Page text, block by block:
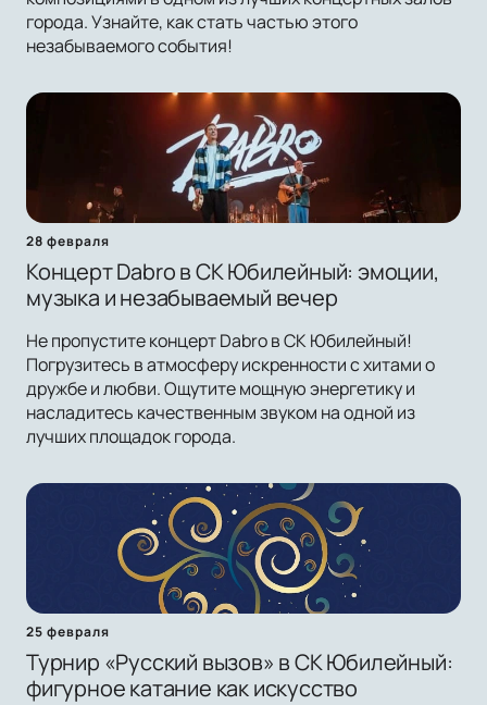
города. Узнайте, как стать частью этого
незабываемого события!
28 февраля
Концерт Dabro в СК Юбилейный: эмоции,
музыка и незабываемый вечер
Не пропустите концерт Dabro в СК Юбилейный!
Погрузитесь в атмосферу искренности с хитами о
дружбе и любви. Ощутите мощную энергетику и
насладитесь качественным звуком на одной из
лучших площадок города.
25 февраля
Турнир «Русский вызов» в СК Юбилейный:
фигурное катание как искусство